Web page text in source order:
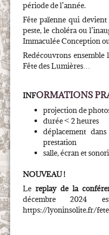
période de l’année.
Fête païenne qui
peste, le choléra ou
Immaculée Conception
Redécouvrons
Fête des Lumières…
INFORMATIONS
projection de
durée < 2 heures
déplacement
prestation
salle, écran et
NOUVEAU !
Le replay de la
décembre 2024
https://lyoninsolite.fr/